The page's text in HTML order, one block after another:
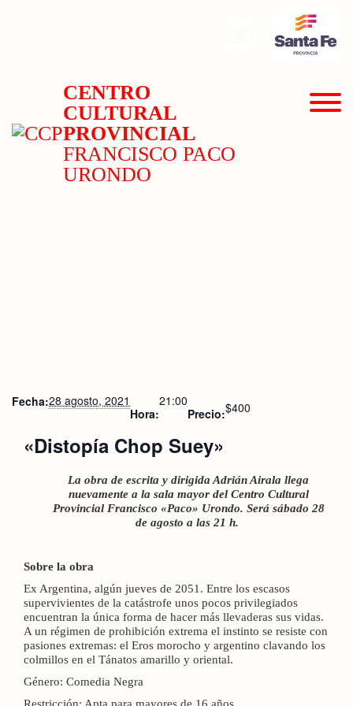
CENTRO
CULTURAL
PROVINCIAL
FRANCISCO PACO
URONDO
Fecha:28 agosto, 2021
Hora:
21:00
Precio:$400
«Distopía Chop Suey»
La obra de escrita y dirigida Adrián Airala llega
nuevamente a la sala mayor del Centro Cultural
Provincial Francisco «Paco» Urondo. Será sábado 28
de agosto a las 21 h.
Sobre la obra
Ex Argentina, algún jueves de 2051. Entre los escasos
supervivientes de la catástrofe unos pocos privilegiados
encuentran la única forma de hacer más llevaderas sus vidas.
A un régimen de prohibición extrema el instinto se resiste con
pasiones extremas: el Eros morocho y argentino clavando los
colmillos en el Tánatos amarillo y oriental.
Género: Comedia Negra